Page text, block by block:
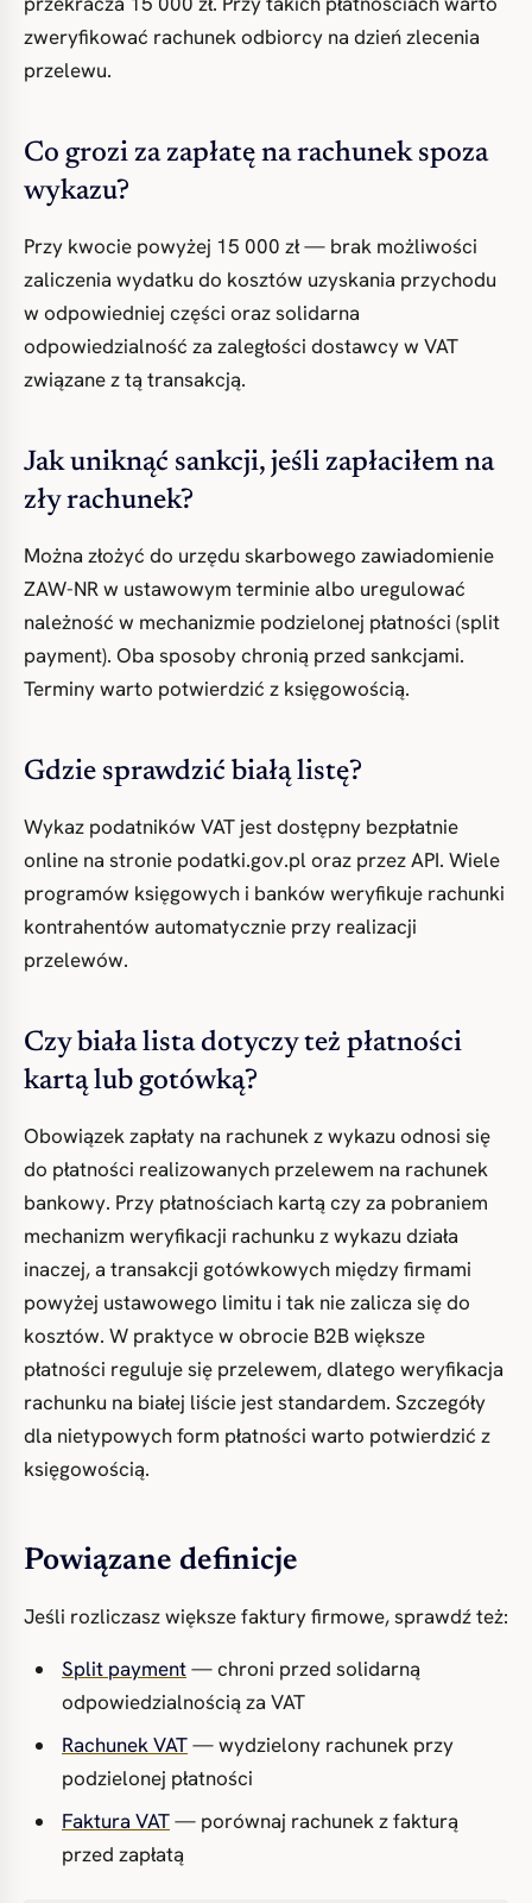
zweryfikować rachunek odbiorcy na dzień zlecenia
przelewu.
Co grozi za zapłatę na rachunek spoza
wykazu?
Przy kwocie powyżej 15 000 zł — brak możliwości
zaliczenia wydatku do kosztów uzyskania przychodu
w odpowiedniej części oraz solidarna
odpowiedzialność za zaległości dostawcy w VAT
związane z tą transakcją.
Jak uniknąć sankcji, jeśli zapłaciłem na
zły rachunek?
Można złożyć do urzędu skarbowego zawiadomienie
ZAW-NR w ustawowym terminie albo uregulować
należność w mechanizmie podzielonej płatności (split
payment). Oba sposoby chronią przed sankcjami.
Terminy warto potwierdzić z księgowością.
Gdzie sprawdzić białą listę?
Wykaz podatników VAT jest dostępny bezpłatnie
online na stronie podatki.gov.pl oraz przez API. Wiele
programów księgowych i banków weryfikuje rachunki
kontrahentów automatycznie przy realizacji
przelewów.
Czy biała lista dotyczy też płatności
kartą lub gotówką?
Obowiązek zapłaty na rachunek z wykazu odnosi się
do płatności realizowanych przelewem na rachunek
bankowy. Przy płatnościach kartą czy za pobraniem
mechanizm weryfikacji rachunku z wykazu działa
inaczej, a transakcji gotówkowych między firmami
powyżej ustawowego limitu i tak nie zalicza się do
kosztów. W praktyce w obrocie B2B większe
płatności reguluje się przelewem, dlatego weryfikacja
rachunku na białej liście jest standardem. Szczegóły
dla nietypowych form płatności warto potwierdzić z
księgowością.
Powiązane definicje
Jeśli rozliczasz większe faktury firmowe, sprawdź też:
Split payment— chroni przed solidarną
odpowiedzialnością za VAT
Rachunek VAT— wydzielony rachunek przy
podzielonej płatności
Faktura VAT— porównaj rachunek z fakturą
przed zapłatą